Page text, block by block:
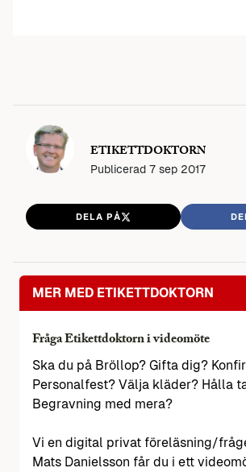
ETIKETTDOKTORN
Publicerad 7 sep 2017
DELA PÅ
MER MED ETIKETTDOKTORN
Fråga Etikettdoktorn i videomöte
Ska du på Bröllop? Gifta dig?
Personalfest? Välja kläder? Hålla
Begravning med mera?
Vi en digital privat föreläsning/
Mats Danielsson får du i ett